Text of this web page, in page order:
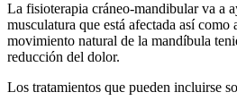
La fisioterapia cráneo-mandibular va a
musculatura que está afectada así como
movimiento natural de la mandíbula
reducción del dolor.
Los tratamientos que pueden incluirse